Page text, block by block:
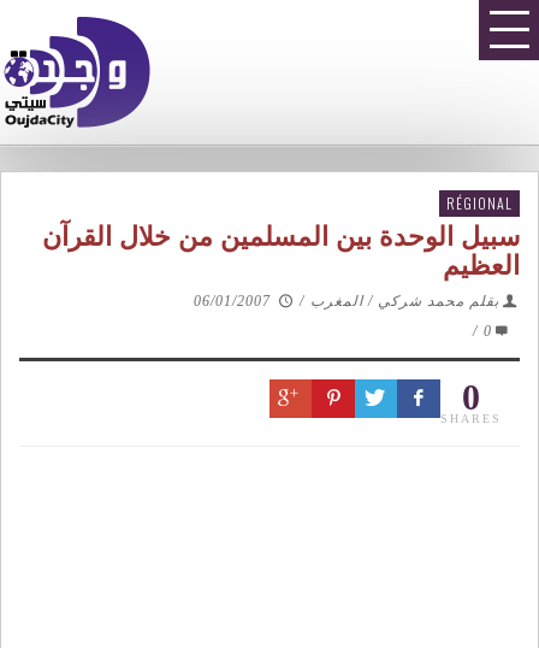
RÉGIONAL
سبيل الوحدة بين المسلمين من خلال القرآن
العظيم
بقلم محمد شركي / المغرب /
06/01/2007
0
/
0
SHARES